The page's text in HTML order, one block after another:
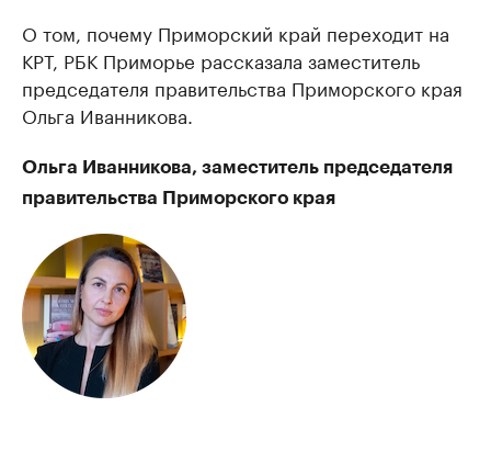
О том, почему Приморский край переходит на
КРТ, РБК Приморье рассказала заместитель
председателя правительства Приморского края
Ольга Иванникова.
Ольга Иванникова, заместитель председателя
правительства Приморского края